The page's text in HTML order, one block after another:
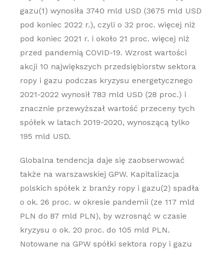
gazu(1) wynosiła 3740 mld USD (3675 mld USD
pod koniec 2022 r.), czyli o 32 proc. więcej niż
pod koniec 2021 r. i około 21 proc. więcej niż
przed pandemią COVID-19. Wzrost wartości
akcji 10 największych przedsiębiorstw sektora
ropy i gazu podczas kryzysu energetycznego
2021-2022 wynosił 783 mld USD (28 proc.) i
znacznie przewyższał wartość przeceny tych
spółek w latach 2019-2020, wynoszącą tylko
195 mld USD.
Globalna tendencja daje się zaobserwować
także na warszawskiej GPW. Kapitalizacja
polskich spółek z branży ropy i gazu(2) spadła
o ok. 26 proc. w okresie pandemii (ze 117 mld
PLN do 87 mld PLN), by wzrosnąć w czasie
kryzysu o ok. 20 proc. do 105 mld PLN.
Notowane na GPW spółki sektora ropy i gazu